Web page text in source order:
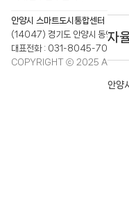
자
안양
안양시 스마트도시통합센터
(14047) 경기도 안양시 동안구
대표전화 : 031-8045-7000
COPYRIGHT ⓒ 2025